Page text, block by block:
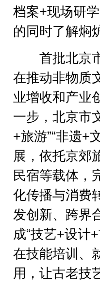
档案+现场研
的同时了解焖
首批北京市
在推动非物质
业增收和产业
一步，北京市
+旅游”“非遗+
展，依托京郊
民宿等载体，
化传播与消费
发创新、跨界
成“技艺+设计
在技能培训、
用，让古老技